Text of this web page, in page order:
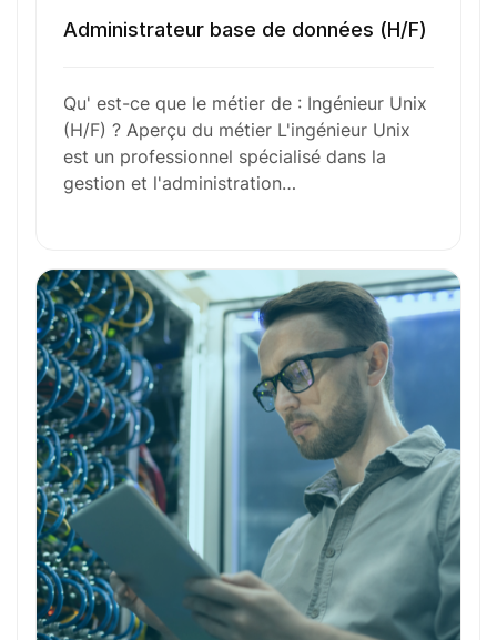
Envie de commencer
l’aventure avecnous
N’attendez plus !
Déposez votre
Votre nom
Votre e-mail
Numéro de téléphone
Administrateur base de données (H/F)
Qu' est-ce que le métier de : Ingénieur Unix
(H/F) ? Aperçu du métier L'ingénieur Unix
est un professionnel spécialisé dans la
gestion et l'administration…